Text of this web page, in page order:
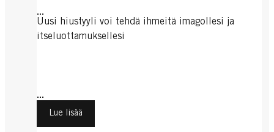
...
Uusi hiustyyli voi tehdä ihmeitä imagollesi ja
itseluottamuksellesi
...
Lue lisää